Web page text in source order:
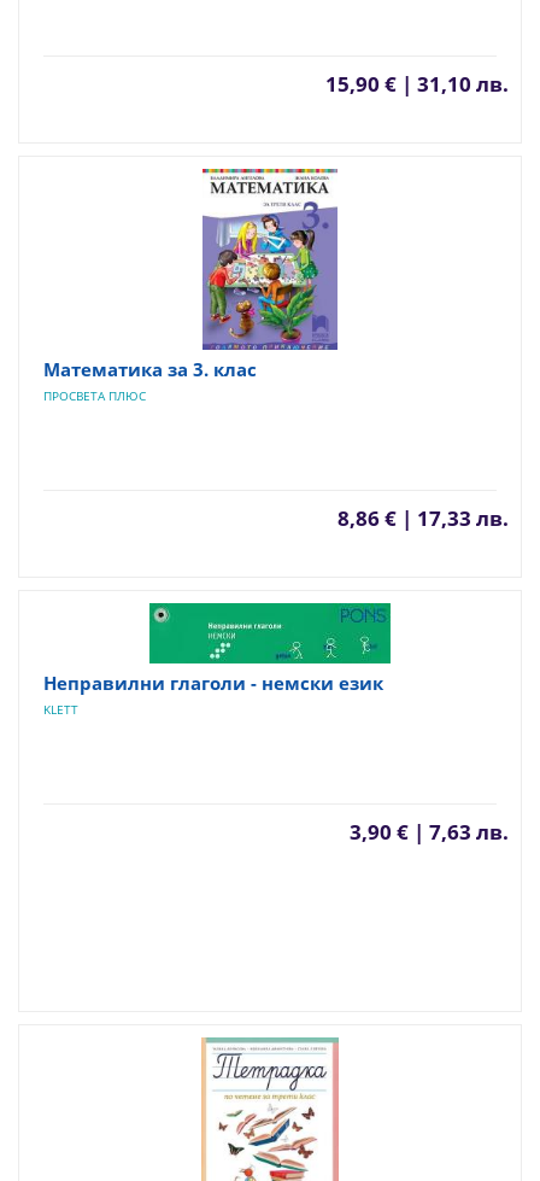
15,90 € | 31,10 лв.
Математика за 3. клас
ПРОСВЕТА ПЛЮС
8,86 € | 17,33 лв.
Неправилни глаголи - немски език
KLETT
3,90 € | 7,63 лв.